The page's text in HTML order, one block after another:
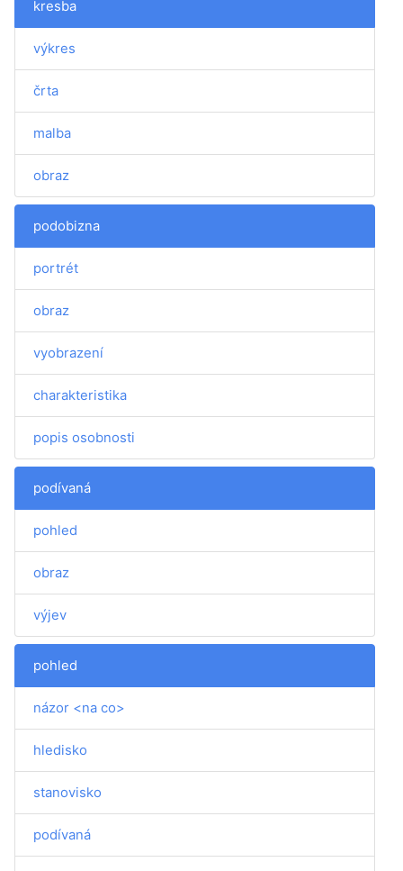
kresba
výkres
črta
malba
obraz
podobizna
portrét
obraz
vyobrazení
charakteristika
popis osobnosti
podívaná
pohled
obraz
výjev
pohled
názor <na co>
hledisko
stanovisko
podívaná